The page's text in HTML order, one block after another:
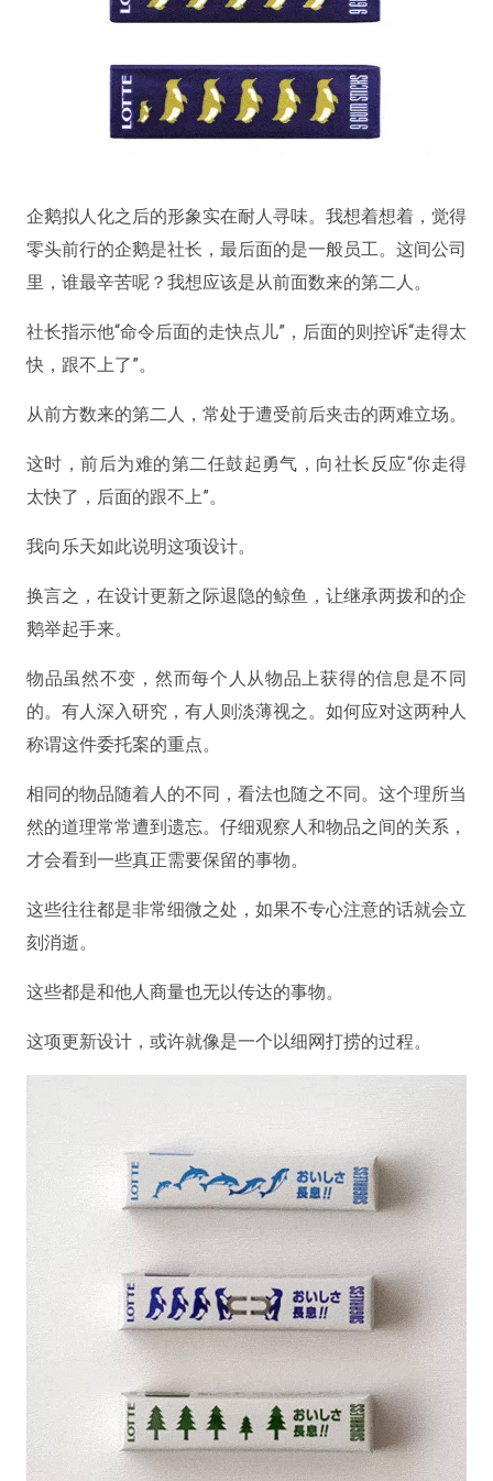
企鹅拟人化之后的形象实在耐人寻味。我想着想着，觉得
零头前行的企鹅是社长，最后面的是一般员工。这间公司
里，谁最辛苦呢？我想应该是从前面数来的第二人。
社长指示他“命令后面的走快点儿”，后面的则控诉“走得太
快，跟不上了”。
从前方数来的第二人，常处于遭受前后夹击的两难立场。
这时，前后为难的第二任鼓起勇气，向社长反应“你走得
太快了，后面的跟不上”。
我向乐天如此说明这项设计。
换言之，在设计更新之际退隐的鲸鱼，让继承两拨和的企
鹅举起手来。
物品虽然不变，然而每个人从物品上获得的信息是不同
的。有人深入研究，有人则淡薄视之。如何应对这两种人
称谓这件委托案的重点。
相同的物品随着人的不同，看法也随之不同。这个理所当
然的道理常常遭到遗忘。仔细观察人和物品之间的关系，
才会看到一些真正需要保留的事物。
这些往往都是非常细微之处，如果不专心注意的话就会立
刻消逝。
这些都是和他人商量也无以传达的事物。
这项更新设计，或许就像是一个以细网打捞的过程。